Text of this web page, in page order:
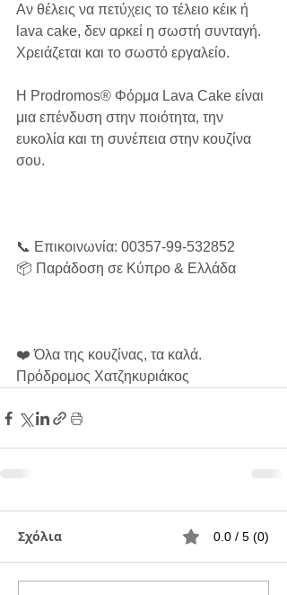
Αν θέλεις να πετύχεις το τέλειο κέικ ή
lava cake, δεν αρκεί η σωστή συνταγή.
Χρειάζεται και το σωστό εργαλείο.
Η Prodromos® Φόρμα Lava Cake είναι
μια επένδυση στην ποιότητα, την
ευκολία και τη συνέπεια στην κουζίνα
σου.
📞 Επικοινωνία: 00357-99-532852
📦 Παράδοση σε Κύπρο & Ελλάδα
❤️ Όλα της κουζίνας, τα καλά.
Πρόδρομος Χατζηκυριάκος
Σχόλια 0.0 / 5 (0)